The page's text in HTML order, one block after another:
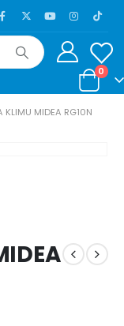
0
KLIMU MIDEA RG10N